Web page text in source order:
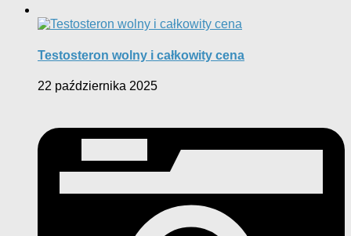
Testosteron wolny i całkowity cena
22 października 2025